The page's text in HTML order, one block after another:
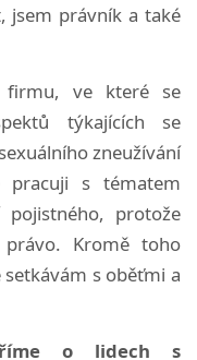
jsem právník a také
ve které se
týkajících se
zneužívání
pracuji s tématem
protože
Kromě toho
s oběťmi a
o lidech s